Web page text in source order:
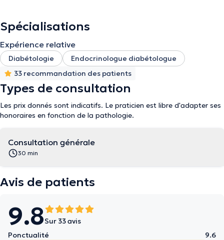
Spécialisations
Expérience relative
Diabétologie
Endocrinologue diabétologue
33 recommandation des patients
Types de consultation
Les prix donnés sont indicatifs. Le praticien est libre d'adapter ses
honoraires en fonction de la pathologie.
Consultation générale
30 min
Avis de patients
9.8Sur 33 avis
Ponctualité
9.6